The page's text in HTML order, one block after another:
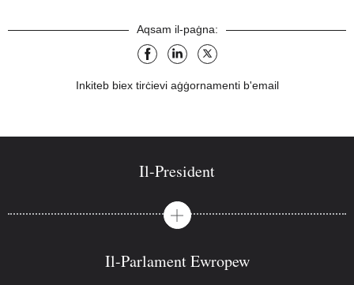
Aqsam il-paġna:
facebooklinkedin X
Inkiteb biex tirċievi aġġornamenti b'email
Il-President
Il-Parlament Ewropew